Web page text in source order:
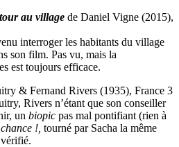
au village de Daniel Vigne (2015),
interroger les habitants du village
son film. Pas vu, mais la
est toujours efficace.
& Fernand Rivers (1935), France 3
Rivers n’étant que son conseiller
un biopic pas mal pontifiant (rien à
!, tourné par Sacha la même